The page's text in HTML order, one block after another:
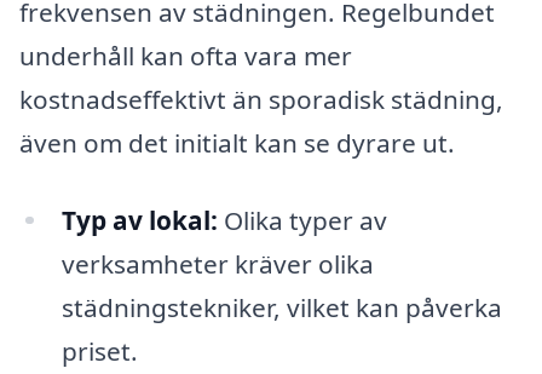
frekvensen av städningen. Regelbundet
underhåll kan ofta vara mer
kostnadseffektivt än sporadisk städning,
även om det initialt kan se dyrare ut.
Typ av lokal: Olika typer av
verksamheter kräver olika
städningstekniker, vilket kan påverka
priset.